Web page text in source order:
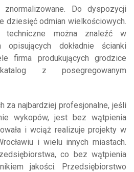
Do dyspozycji
dziesięć odmian wielkościowych.
techniczne można znaleźć w
opisujących dokładnie ścianki
firma produkujących grodzice
z posegregowanym
za najbardziej profesjonalne, jeśli
wykopów, jest bez wątpienia
i wciąż realizuje projekty w
i wielu innych miastach.
co bez wątpienia
jakości. Przedsiębiorstwo